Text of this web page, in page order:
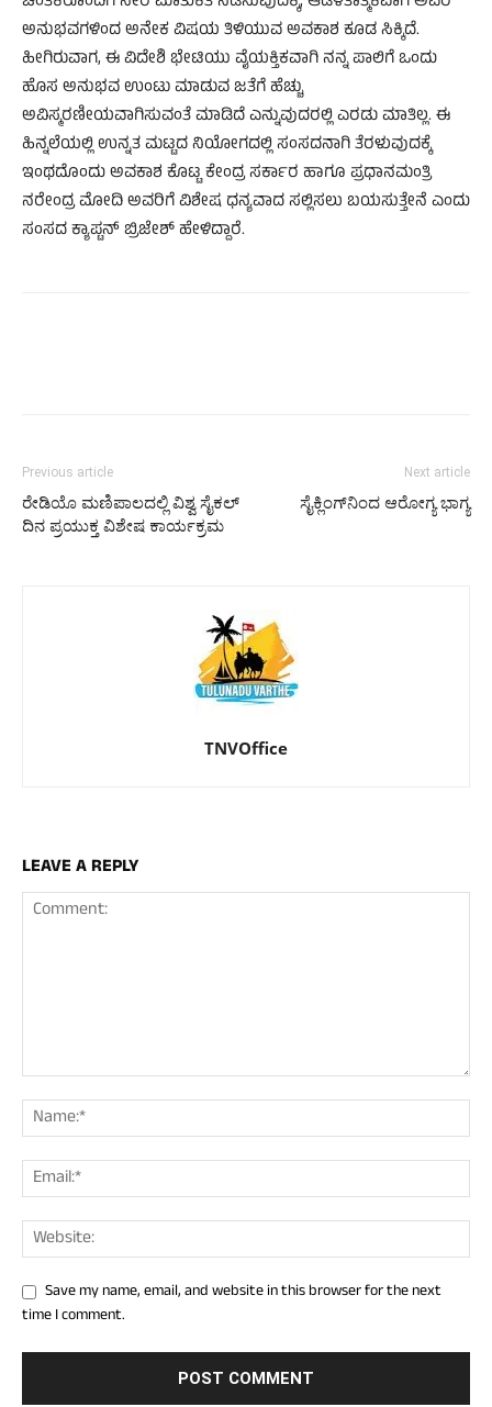
ಅನುಭವಗಳಿಂದ ಅನೇಕ ವಿಷಯ ತಿಳಿಯುವ ಅವಕಾಶ ಕೂಡ ಸಿಕ್ಕಿದೆ.
ಹೀಗಿರುವಾಗ, ಈ ವಿದೇಶಿ ಭೇಟಿಯು ವೈಯಕ್ತಿಕವಾಗಿ ನನ್ನ ಪಾಲಿಗೆ ಒಂದು
ಹೊಸ ಅನುಭವ ಉಂಟು ಮಾಡುವ ಜತೆಗೆ ಹೆಚ್ಚು
ಅವಿಸ್ಮರಣೀಯವಾಗಿಸುವಂತೆ ಮಾಡಿದೆ ಎನ್ನುವುದರಲ್ಲಿ ಎರಡು ಮಾತಿಲ್ಲ. ಈ
ಹಿನ್ನಲೆಯಲ್ಲಿ ಉನ್ನತ ಮಟ್ಟದ ನಿಯೋಗದಲ್ಲಿ ಸಂಸದನಾಗಿ ತೆರಳುವುದಕ್ಕೆ
ಇಂಥದೊಂದು ಅವಕಾಶ ಕೊಟ್ಟ ಕೇಂದ್ರ ಸರ್ಕಾರ ಹಾಗೂ ಪ್ರಧಾನಮಂತ್ರಿ
ನರೇಂದ್ರ ಮೋದಿ ಅವರಿಗೆ ವಿಶೇಷ ಧನ್ಯವಾದ ಸಲ್ಲಿಸಲು ಬಯಸುತ್ತೇನೆ ಎಂದು
ಸಂಸದ ಕ್ಯಾಪ್ಟನ್ ಬ್ರಿಜೇಶ್ ಹೇಳಿದ್ದಾರೆ.
Previous article
ರೇಡಿಯೊ ಮಣಿಪಾಲದಲ್ಲಿ ವಿಶ್ವ ಸೈಕಲ್
ದಿನ ಪ್ರಯುಕ್ತ ವಿಶೇಷ ಕಾರ್ಯಕ್ರಮ
Next article
ಸೈಕ್ಲಿಂಗ್‍ನಿಂದ ಆರೋಗ್ಯ ಭಾಗ್ಯ
TNVOffice
LEAVE A REPLY
Save my name, email, and website in this browser for the next
time I comment.